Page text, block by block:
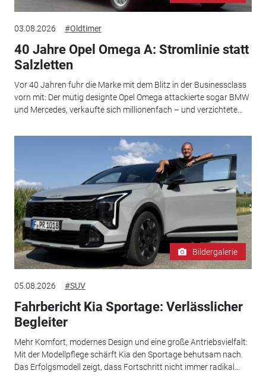
03.08.2026 #Oldtimer
40 Jahre Opel Omega A: Stromlinie statt
Salzletten
Vor 40 Jahren fuhr die Marke mit dem Blitz in der Businessclass
vorn mit: Der mutig designte Opel Omega attackierte sogar BMW
und Mercedes, verkaufte sich millionenfach – und verzichtete...
Bildergalerie
05.08.2026 #SUV
Fahrbericht Kia Sportage: Verlässlicher
Begleiter
Mehr Komfort, modernes Design und eine große Antriebsvielfalt:
Mit der Modellpflege schärft Kia den Sportage behutsam nach.
Das Erfolgsmodell zeigt, dass Fortschritt nicht immer radikal...